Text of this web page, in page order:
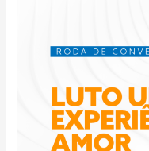
imorredouro”!